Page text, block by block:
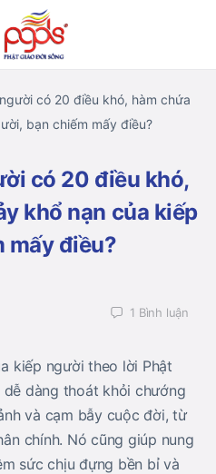
có 20 điều khó, hàm chứa
bạn chiếm mấy điều?
có 20 điều khó,
khổ nạn của kiếp
mấy điều?
1 Bình luận
kiếp người theo lời Phật
dàng thoát khỏi chướng
và cạm bẫy cuộc đời, từ
chính. Nó cũng giúp nung
sức chịu đựng bền bỉ và